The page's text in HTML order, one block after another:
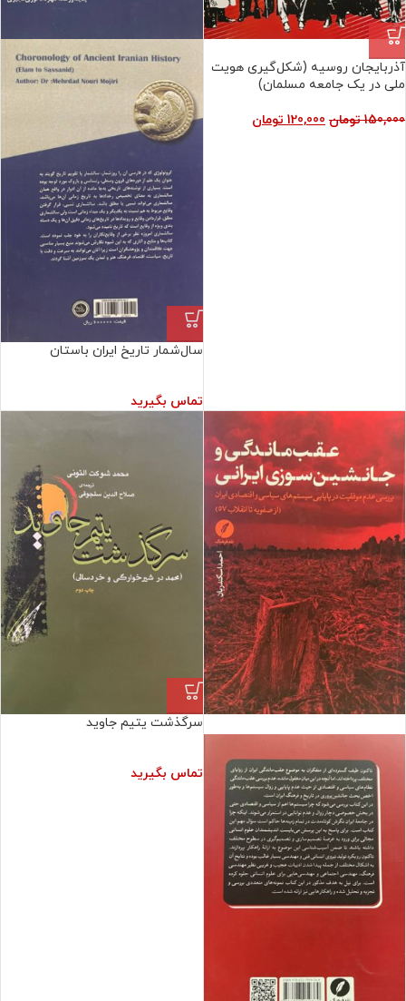
فروش ویژه
آذربایجان روسیه (شکل‌‌‌‌‌‌‌‌گیری هویت
ملی در یک جامعه مسلمان)
150,000 تومان 120,000 تومان
سال‌شمار تاریخ ایران باستان
تماس بگیرید
سرگذشت یتیم جاوید
تماس بگیرید